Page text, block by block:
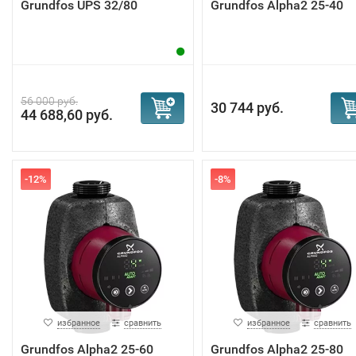
Grundfos UPS 32/80
56 000 руб.
44 688,60 руб.
Grundfos Alpha2 25-40
30 744 руб.
-12%
избранное сравнить
Grundfos Alpha2 25-60
-8%
избранное сравнить
Grundfos Alpha2 25-80